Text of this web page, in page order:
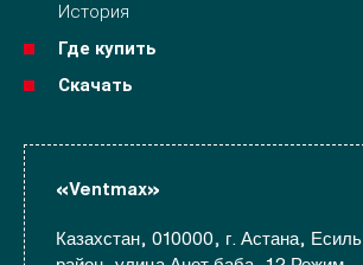
История
Где купить
Скачать
«Ventmax»
Казахстан, 010000, г. Астана, Есиль